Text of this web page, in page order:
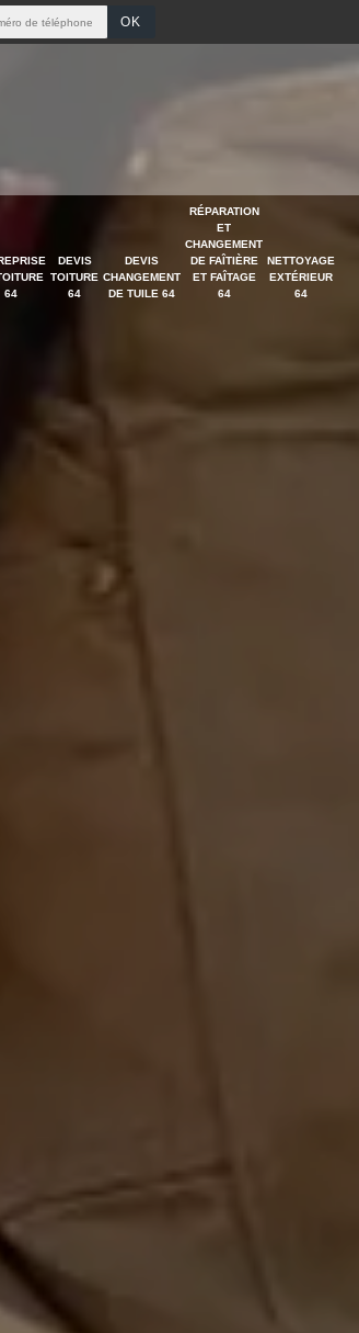
64
DEVIS
TOITURE
64
DEVIS
CHANGEMENT
DE TUILE 64
RÉPARATION
ET
CHANGEMENT
DE FAÎTIÈRE
ET FAÎTAGE
64
NETTOYAGE
EXTÉRIEUR
64